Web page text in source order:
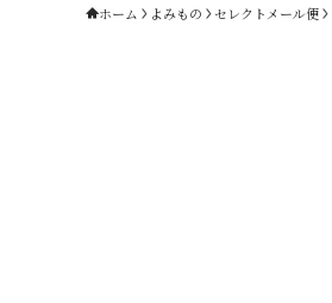
ホーム よみもの セレクトメール便